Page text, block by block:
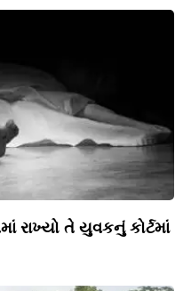
રાખ્યો તે યુવકનું કોર્ટમાં